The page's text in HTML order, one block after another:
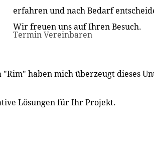
erfahren und nach Bedarf
Wir freuen uns auf Ihren Besuch.
Termin Vereinbaren
haben mich überzeugt dieses
Lösungen für Ihr Projekt.